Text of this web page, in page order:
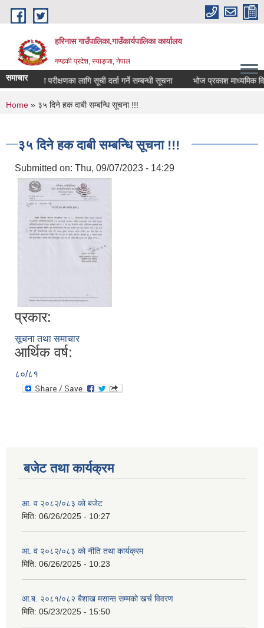
Skip to main content
हरिनास गाउँपालिका,गाउँकार्यपालिका कार्यालय
गण्डकी प्रदेश, स्याङ्जा, नेपाल
समाचारलेखा परीक्षणका लागि सूची दर्ता गर्ने सम्बन्धी सूचना भोज प्रकाश माध्यमिक
You are here
Home » ३५ दिने हक दाबी सम्बन्धि सूचना !!!
३५ दिने हक दाबी सम्बन्धि सूचना !!!
Submitted on: Thu, 09/07/2023 - 14:29
प्रकार:
सूचना तथा समाचार
आर्थिक वर्ष:
८०/८१
बजेट तथा कार्यक्रम
आ. व २०८२/०८३ को बजेट
मिति: 06/26/2025 - 10:27
आ. व २०८२/०८३ को नीति तथा कार्यक्रम
मिति: 06/26/2025 - 10:23
आ.ब. २०८१/०८२ बैशाख मसान्त सम्मको खर्च विवरण
मिति: 05/23/2025 - 15:50